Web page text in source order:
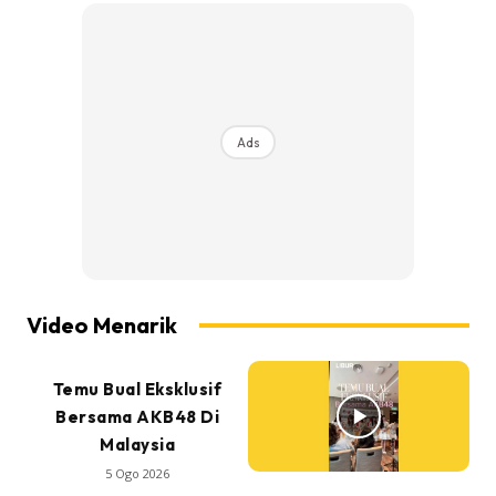
Ads
Video Menarik
Temu Bual Eksklusif
Bersama AKB48 Di
Malaysia
5 Ogo 2026